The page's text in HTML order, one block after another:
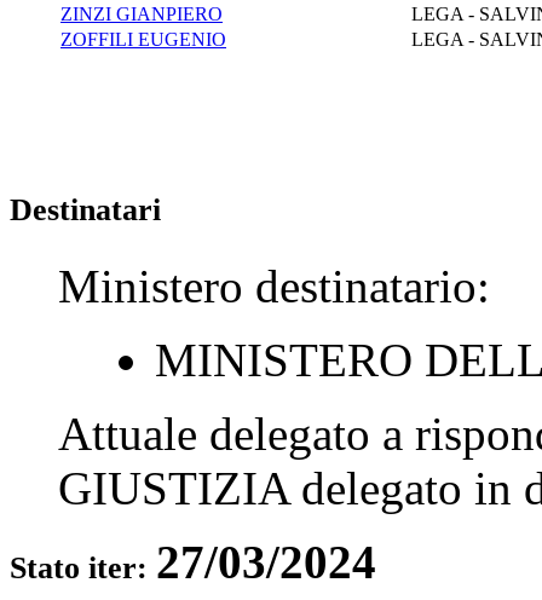
ZINZI GIANPIERO
LEGA -
ZOFFILI EUGENIO
LEGA -
Destinatari
Ministero destinatario:
MINISTERO
Attuale delegato a
GIUSTIZIAdelegato in
Stato iter: 27/03/2024